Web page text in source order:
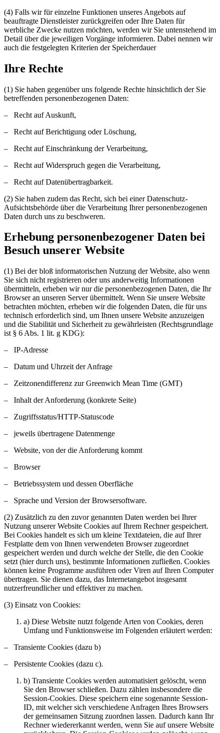
(4) Falls wir für einzelne Funktionen unseres Angebots auf
beauftragte Dienstleister zurückgreifen oder Ihre Daten für
werbliche Zwecke nutzen möchten, werden wir Sie untenstehend im
Detail über die jeweiligen Vorgänge informieren. Dabei nennen wir
auch die festgelegten Kriterien der Speicherdauer
Ihre Rechte
(1) Sie haben gegenüber uns folgende Rechte hinsichtlich der Sie
betreffenden personenbezogenen Daten:
– Recht auf Auskunft,
– Recht auf Berichtigung oder Löschung,
– Recht auf Einschränkung der Verarbeitung,
– Recht auf Widerspruch gegen die Verarbeitung,
– Recht auf Datenübertragbarkeit.
(2) Sie haben zudem das Recht, sich bei einer Datenschutz-
Aufsichtsbehörde über die Verarbeitung Ihrer personenbezogenen
Daten durch uns zu beschweren.
Erhebung personenbezogener Daten bei
Besuch unserer Website
(1) Bei der bloß informatorischen Nutzung der Website, also wenn
Sie sich nicht registrieren oder uns anderweitig Informationen
übermitteln, erheben wir nur die personenbezogenen Daten, die Ihr
Browser an unseren Server übermittelt. Wenn Sie unsere Website
betrachten möchten, erheben wir die folgenden Daten, die für uns
technisch erforderlich sind, um Ihnen unsere Website anzuzeigen
und die Stabilität und Sicherheit zu gewährleisten (Rechtsgrundlage
ist § 6 Abs. 1 lit. g KDG):
– IP-Adresse
– Datum und Uhrzeit der Anfrage
– Zeitzonendifferenz zur Greenwich Mean Time (GMT)
– Inhalt der Anforderung (konkrete Seite)
– Zugriffsstatus/HTTP-Statuscode
– jeweils übertragene Datenmenge
– Website, von der die Anforderung kommt
– Browser
– Betriebssystem und dessen Oberfläche
– Sprache und Version der Browsersoftware.
(2) Zusätzlich zu den zuvor genannten Daten werden bei Ihrer
Nutzung unserer Website Cookies auf Ihrem Rechner gespeichert.
Bei Cookies handelt es sich um kleine Textdateien, die auf Ihrer
Festplatte dem von Ihnen verwendeten Browser zugeordnet
gespeichert werden und durch welche der Stelle, die den Cookie
setzt (hier durch uns), bestimmte Informationen zufließen. Cookies
können keine Programme ausführen oder Viren auf Ihren Computer
übertragen. Sie dienen dazu, das Internetangebot insgesamt
nutzerfreundlicher und effektiver zu machen.
(3) Einsatz von Cookies:
a) Diese Website nutzt folgende Arten von Cookies, deren
Umfang und Funktionsweise im Folgenden erläutert werden:
– Transiente Cookies (dazu b)
– Persistente Cookies (dazu c).
b) Transiente Cookies werden automatisiert gelöscht, wenn
Sie den Browser schließen. Dazu zählen insbesondere die
Session-Cookies. Diese speichern eine sogenannte Session-
ID, mit welcher sich verschiedene Anfragen Ihres Browsers
der gemeinsamen Sitzung zuordnen lassen. Dadurch kann Ihr
Rechner wiedererkannt werden, wenn Sie auf unsere Website